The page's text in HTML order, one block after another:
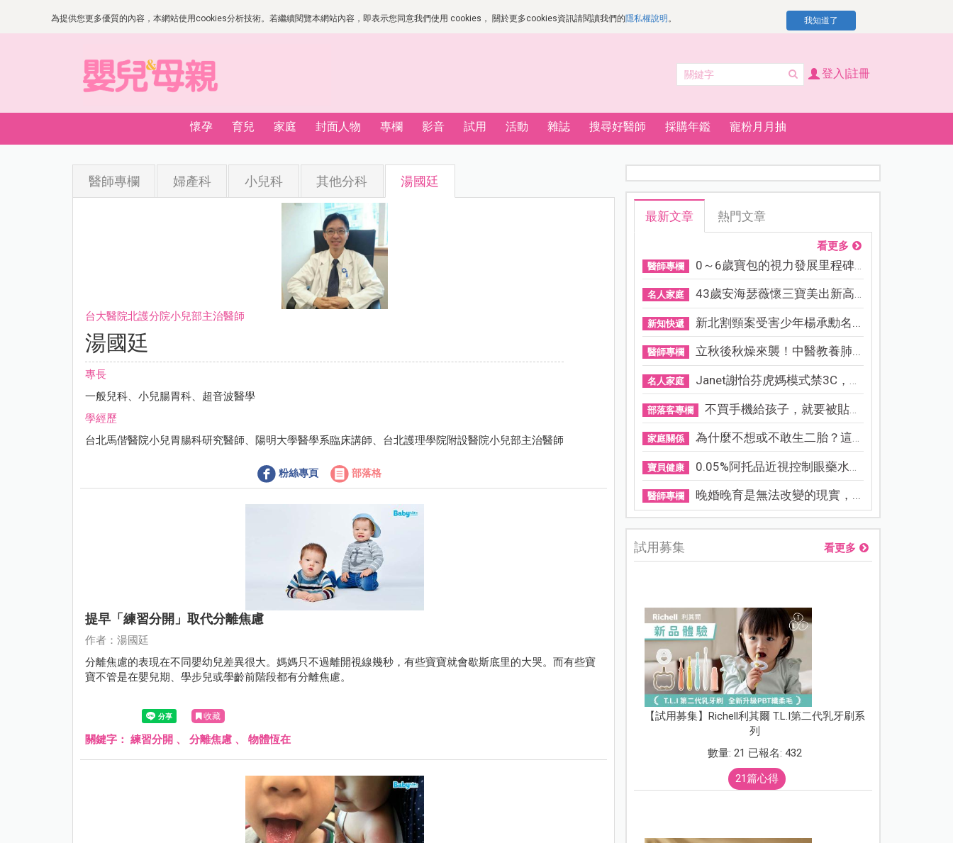
為提供您更多優質的內容，本網站使用cookies分析技術。若繼續閱覽本網站內容，即表示您同意我們使用 cookies， 關於更多cookies資訊請閱讀我們的隱私權說明 。 我知道了
登入|註冊
懷孕 育兒 家庭 封面人物 專欄 影音 試用 活動 雜誌 搜尋好醫師 採購年鑑 寵粉月月抽
醫師專欄 婦產科 小兒科 其他分科 湯國廷
台大醫院北護分院小兒部主治醫師
湯國廷
專長
一般兒科、小兒腸胃科、超音波醫學
學經歷
台北馬偕醫院小兒胃腸科研究醫師、陽明大學醫學系臨床講師、台北護理學院附設醫院小兒部主治醫師
粉絲專頁 部落格
提早「練習分開」取代分離焦慮
作者：湯國廷
分離焦慮的表現在不同嬰幼兒差異很大。媽媽只不過離開視線幾秒，有些寶寶就會歇斯底里的大哭。而有些寶
寶不管是在嬰兒期、學步兒或學齡前階段都有分離焦慮。
收藏
關鍵字： 練習分開 、 分離焦慮 、 物體恆在
最新文章 熱門文章
看更多
醫師專欄 0～6歲寶包的視力發展里程碑...
名人家庭 43歲安海瑟薇懷三寶美出新高...
新知快遞 新北割頸案受害少年楊承勳名...
醫師專欄 立秋後秋燥來襲！中醫教養肺...
名人家庭 Janet謝怡芬虎媽模式禁3C，看...
部落客專欄 不買手機給孩子，就要被貼「...
家庭關係 為什麼不想或不敢生二胎？這8...
寶貝健康 0.05%阿托品近視控制眼藥水納...
醫師專欄 晚婚晚育是無法改變的現實，...
試用募集 看更多
【試用募集】Richell利其爾 T.L.I第二代乳牙刷系
列
數量: 21 已報名: 432
21篇心得